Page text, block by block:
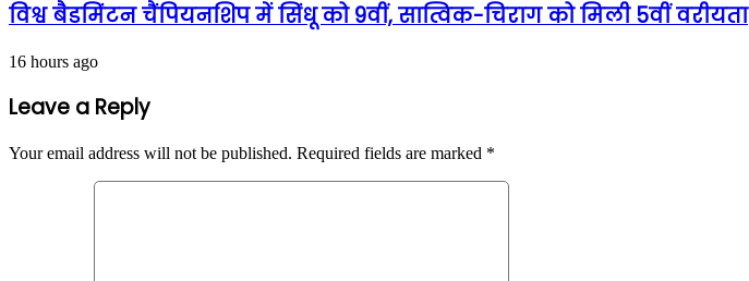
विश्व बैडमिंटन चैंपियनशिप में सिंधू को 9वीं, सात्विक-चिराग को मिली 5वीं वरीयता
16 hours ago
Leave a Reply
Your email address will not be published. Required fields are marked *